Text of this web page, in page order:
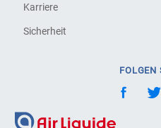
Karriere
Sicherheit
FOLGEN